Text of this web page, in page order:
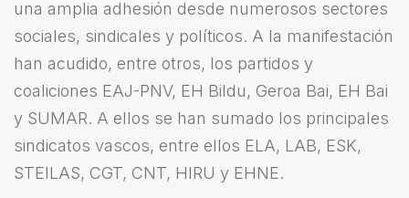
una amplia adhesión desde numerosos sectores
sociales, sindicales y políticos. A la manifestación
han acudido, entre otros, los partidos y
coaliciones EAJ-PNV, EH Bildu, Geroa Bai, EH Bai
y SUMAR. A ellos se han sumado los principales
sindicatos vascos, entre ellos ELA, LAB, ESK,
STEILAS, CGT, CNT, HIRU y EHNE.